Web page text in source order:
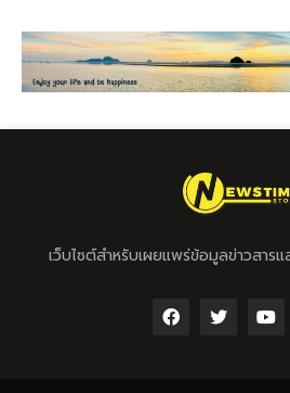
เว็บไซต์สำหรับเผยแพร่ข้อมูลข่าวสาร